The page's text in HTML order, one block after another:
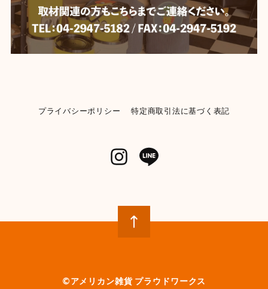
プライバシーポリシー 特定商取引法に基づく表記
©︎アメリカン雑貨 プラウドワークス